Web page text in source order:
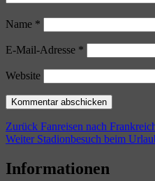
Name *
E-Mail-Adresse *
Website
Beitragsnavigation
Zurück Vorheriger
Beitrag:
Fanreisen nach
Weiter Nächster
Stadionbesuch beim
Informationen